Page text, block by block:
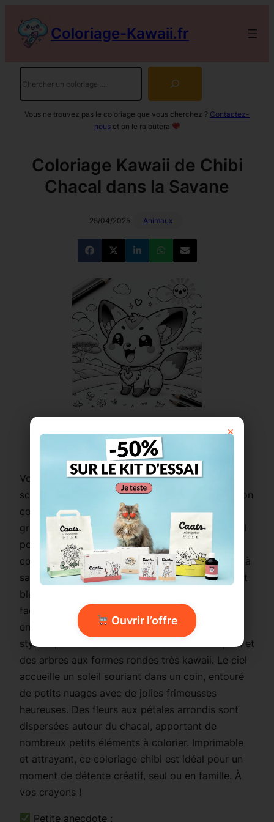
contenu
Coloriage-Kawaii.fr
Vous ne trouvez pas le coloriage que vous cherchez ? Contactez-
nouset on le rajoutera
Coloriage Kawaii de Chibi
Chacal dans la Savane
25/04/2025 Animaux
Imprimer ce coloriage
Voici un coloriage kawaii irrésistible mettant en
scène un petit chacal chibi tout mignon ! Avec son
corps rond et ses traits doux, ce chacal aux
grandes oreilles affiche un large sourire joyeux. Il
porte un collier orné d’un charm en forme de
cœur, ajoutant une touche encore plus adorable à
sa silhouette. Ce dessin, exclusivement en noir et
blanc, est conçu spécialement pour être colorié
facilement tout en stimulant la créativité des
enfants. La scène se déroule dans une savane
stylisée, avec de douces collines en arrière-plan et
des arbres aux formes rondes très kawaii. Le ciel
accueille un soleil souriant dans un coin, entouré
de petits nuages avec de jolies frimousses
heureuses. Des fleurs aux pétales arrondis sont
dispersées autour du chacal, apportant de
nombreux petits éléments à colorier. Imprimable
et attrayant, ce coloriage chibi est idéal pour un
moment de détente créatif, seul ou en famille. À
vos crayons !
Petite anecdote :
×
Ouvrir l’offre